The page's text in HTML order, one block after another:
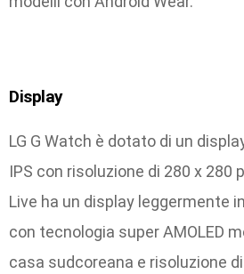
Display
LG G Watch è dotato di un
IPS con risoluzione di 280 x 280
Live ha un display leggermente
con tecnologia super AMOLED
casa sudcoreana e risoluzione